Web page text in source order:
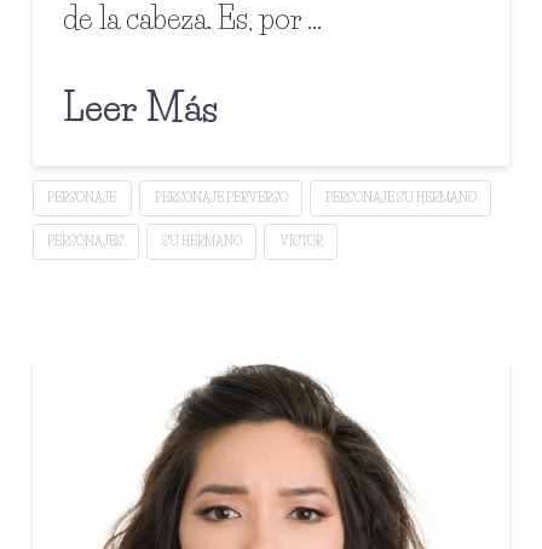
de la cabeza. Es, por …
Leer Más
PERSONAJE PERSONAJE PERVERSO PERSONAJE SU HERMANO
PERSONAJES SU HERMANO VÍCTOR